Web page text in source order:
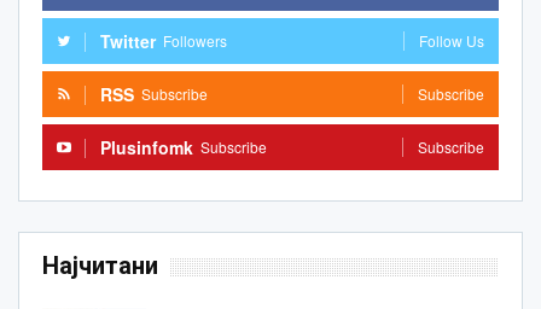
Twitter Followers Follow Us
RSS Subscribe Subscribe
Plusinfomk Subscribe Subscribe
Најчитани